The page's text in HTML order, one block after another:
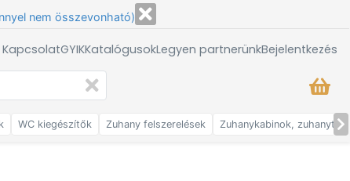
nem összevonható)
GYIKKatalógusokLegyen partnerünkBejelentkezés
WC kiegészítők Zuhany felszerelések Zuhanykabinok,